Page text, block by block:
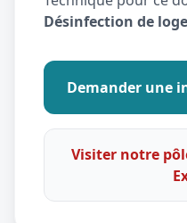
Désinfection de
Demander une
Visiter notre